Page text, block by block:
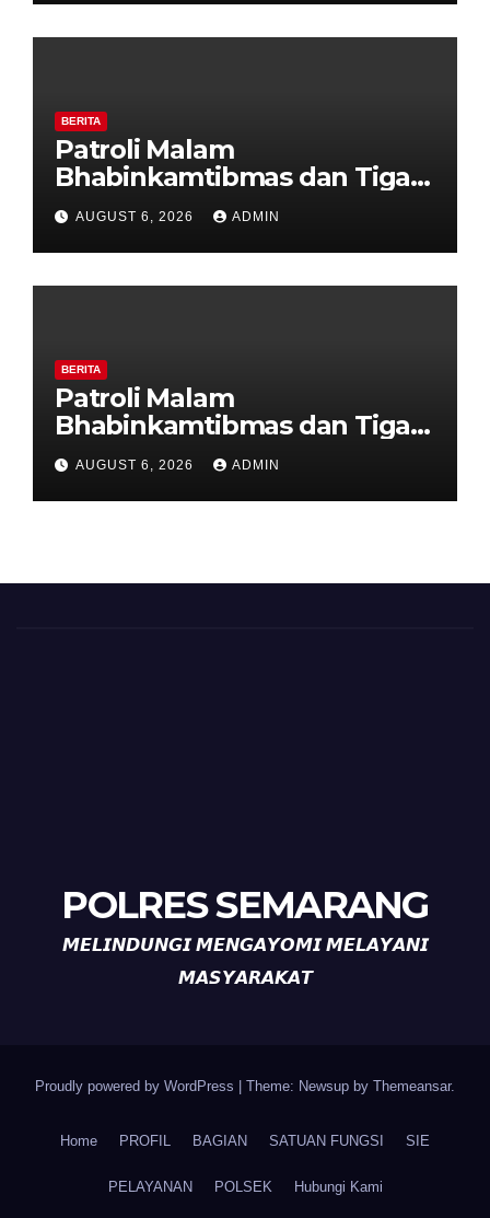
BERITA
Patroli Malam
Bhabinkamtibmas dan Tiga
Pilar Kelurahan Ungaran
Perkuat Kamtibmas, Warga
Diajak Aktifkan Ronda
AUGUST 6, 2026 ADMIN
BERITA
Patroli Malam
Bhabinkamtibmas dan Tiga
Pilar Kelurahan Ungaran
Perkuat Kamtibmas, Warga
Diajak Aktifkan Ronda
AUGUST 6, 2026 ADMIN
POLRES SEMARANG
𝙈𝙀𝙇𝙄𝙉𝘿𝙐𝙉𝙂𝙄 𝙈𝙀𝙉𝙂𝘼𝙔𝙊𝙈𝙄 𝙈𝙀𝙇𝘼𝙔𝘼𝙉𝙄
𝙈𝘼𝙎𝙔𝘼𝙍𝘼𝙆𝘼𝙏
Proudly powered by WordPress Theme: Newsup by Themeansar.
Home PROFIL BAGIAN SATUAN FUNGSI SIE
PELAYANAN POLSEK Hubungi Kami